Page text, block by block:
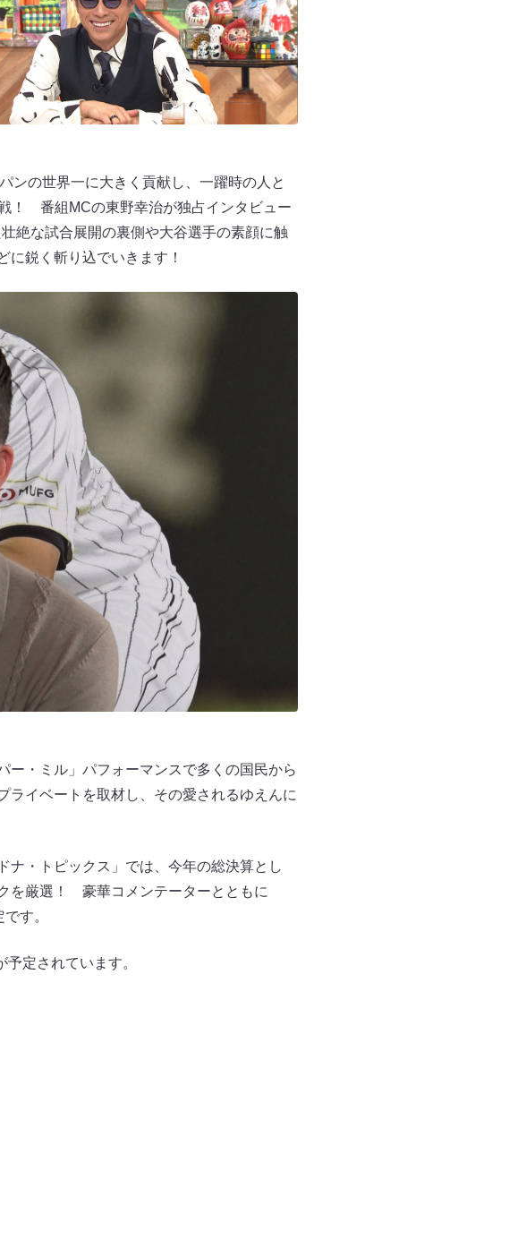
ンの世界一に大きく貢献し、一躍時の人と
！ 番組MCの東野幸治が独占インタビュー
絶な試合展開の裏側や大谷選手の素顔に触
に鋭く斬り込でいきます！
ー・ミル」パフォーマンスで多くの国民から
ライベートを取材し、その愛されるゆえんに
ナ・トピックス」では、今年の総決算とし
を厳選！ 豪華コメンテーターとともに
す。
定されています。